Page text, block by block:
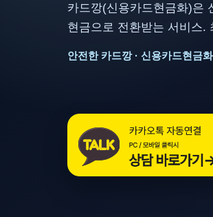
카드깡(신용카드현금화)은
현금으로 전환받는 서비스.
안전한 카드깡 · 신용카드현금